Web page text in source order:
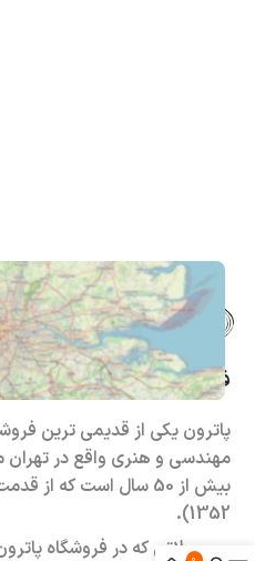
فروشگاه حضوری – اینترنتی
پاترون یکی از قدیمی ترین
مهندسی و هنری واقع در
بیش از 50 سال است که
1352).
محصولاتی که در فروشگاه